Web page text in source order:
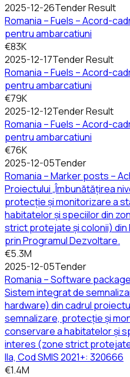
2025-12-26Tender Result
Romania – Fuels – Acord-
pentru ambarcatiuni
€83K
2025-12-17Tender Result
Romania – Fuels – Acord-
pentru ambarcatiuni
€79K
2025-12-12Tender Result
Romania – Fuels – Acord-
pentru ambarcatiuni
€76K
2025-12-05Tender
Romania – Marker posts –
Proiectului „Îmbunătățirea
protecție și monitorizare a
habitatelor și speciilor din
strict protejate și colonii) din
prin Programul Dezvoltare.
€5.3M
2025-12-05Tender
Romania – Software
Sistem integrat de
hardware) din cadrul
semnalizare, protecție și
conservare a habitatelor și
interes (zone strict protejate
IIa, Cod SMIS 2021+: 320666
€1.4M